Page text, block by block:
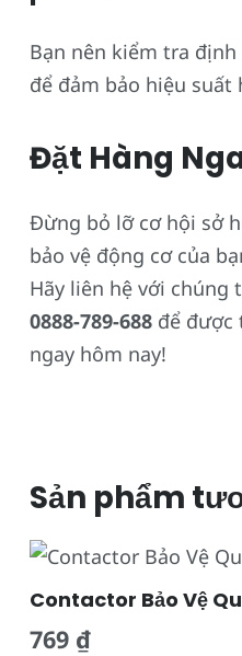
Bạn nên kiểm tra
để đảm bảo hiệu
Đặt Hàng
Đừng bỏ lỡ cơ hội sở
bảo vệ động cơ của
Hãy liên hệ với chúng
0888-789-688 để được
ngay hôm nay!
Sản phẩm
Contactor Bảo Vệ
769 ₫